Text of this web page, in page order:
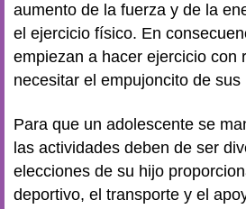
aumento de la fuerza y de la
el ejercicio físico. En
empiezan a hacer ejercicio con
necesitar el empujoncito de sus
Para que un adolescente se
las actividades deben de ser
elecciones de su hijo
deportivo, el transporte y el